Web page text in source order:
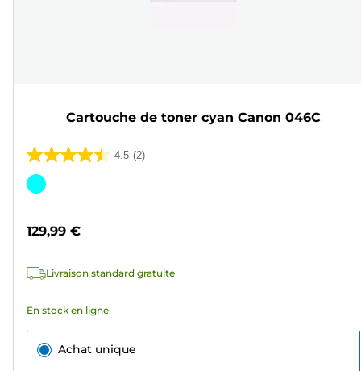
Cartouche de toner cyan Canon 046C
4.5 (2)
4.5
sur
Cartouche
129,99 €
Livraison standard gratuite
En stock en ligne
Achat unique